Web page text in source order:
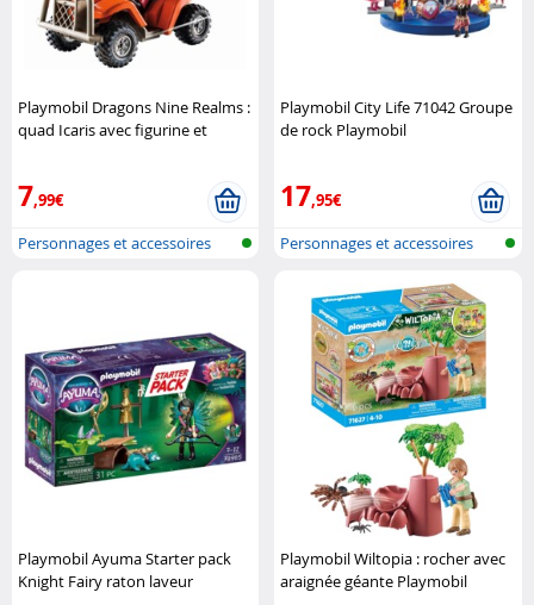
Playmobil Dragons Nine Realms :
quad Icaris avec figurine et
7,99€
Personnages et accessoires
Playmobil City Life 71042 Groupe
de rock Playmobil
17,95€
Personnages et accessoires
Playmobil Ayuma Starter pack
Knight Fairy raton laveur
Playmobil Wiltopia : rocher avec
araignée géante Playmobil